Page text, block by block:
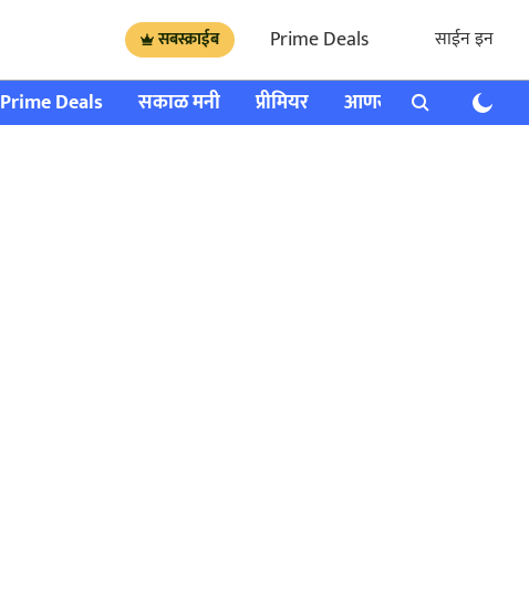
सबस्क्राईब Prime Deals साईन इन
Prime Deals सकाळ मनी प्रीमियर आणखी राशी भविष्य